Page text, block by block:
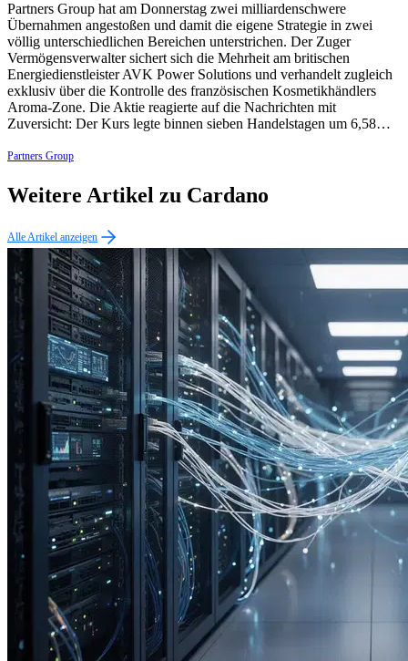
Partners Group hat am Donnerstag zwei milliardenschwere
Übernahmen angestoßen und damit die eigene Strategie in zwei
völlig unterschiedlichen Bereichen unterstrichen. Der Zuger
Vermögensverwalter sichert sich die Mehrheit am britischen
Energiedienstleister AVK Power Solutions und verhandelt zugleich
exklusiv über die Kontrolle des französischen Kosmetikhändlers
Aroma-Zone. Die Aktie reagierte auf die Nachrichten mit
Zuversicht: Der Kurs legte binnen sieben Handelstagen um 6,58…
Partners Group
Weitere Artikel zu Cardano
Alle Artikel anzeigen